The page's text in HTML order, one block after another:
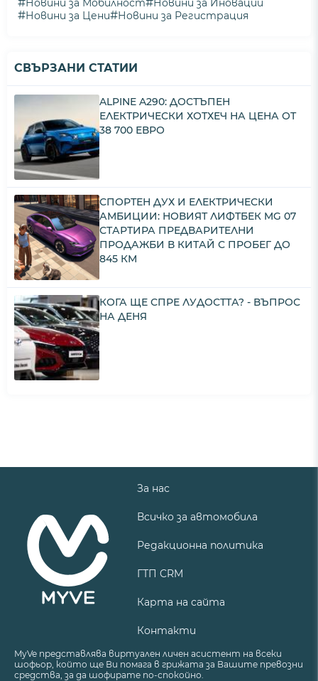
#Новини за Цени#Новини за Регистрация
СВЪРЗАНИ СТАТИИ
ALPINE A290: ДОСТЪПЕН
ЕЛЕКТРИЧЕСКИ ХОТХЕЧ НА ЦЕНА ОТ
38 700 ЕВРО
СПОРТЕН ДУХ И ЕЛЕКТРИЧЕСКИ
АМБИЦИИ: НОВИЯТ ЛИФТБЕК MG 07
СТАРТИРА ПРЕДВАРИТЕЛНИ
ПРОДАЖБИ В КИТАЙ С ПРОБЕГ ДО
845 КМ
КОГА ЩЕ СПРЕ ЛУДОСТТА? - ВЪПРОС
НА ДЕНЯ
За нас
Всичко за автомобила
Редакционна политика
ГТП CRM
Карта на сайта
Контакти
MyVe представлява виртуален личен асистент на всеки
шофьор, който ще Ви помага в грижата за Вашите превозни
средства, за да шофирате по-спокойно.